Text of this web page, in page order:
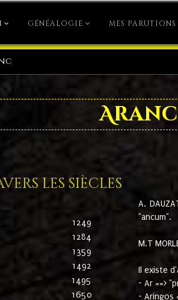
GÉNÉALOGIE MES PARUTIONS
Aranc
les siècles
1249
1284
1359
1492
1495
1650
A.
"ancum".
M.T
Il existe
- Ar ==>
- Aringos